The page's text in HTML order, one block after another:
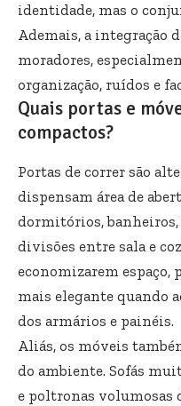
identidade, mas o
Ademais, a integração
moradores,
organização, ruídos e
Quais portas e
compactos?
Portas de correr são
dispensam área de
dormitórios, banheiros,
divisões entre sala e
economizarem espaço,
mais elegante quando
dos armários e painéis.
Aliás, os móveis
do ambiente. Sofás
e poltronas volumosas